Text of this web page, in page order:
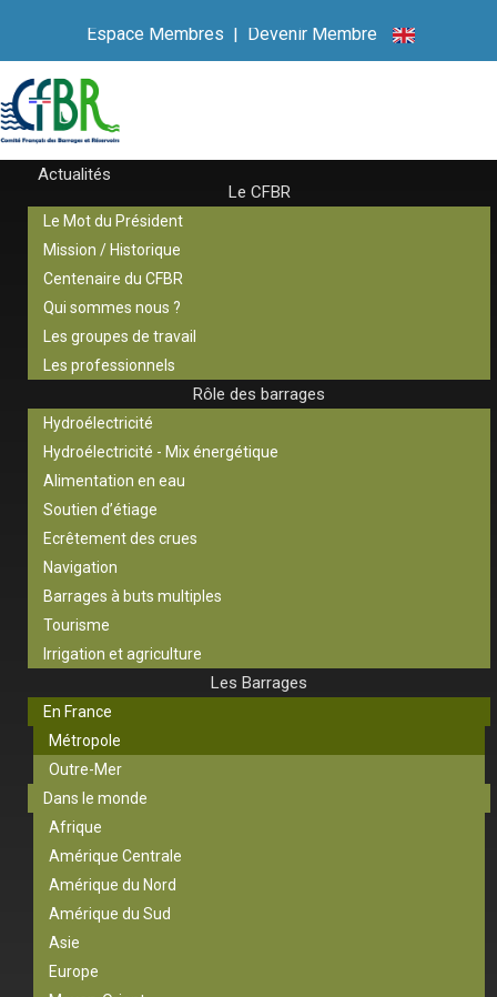
Espace Membres | Devenir Membre
Actualités
Le CFBR
Le Mot du Président
Mission / Historique
Centenaire du CFBR
Qui sommes nous ?
Les groupes de travail
Les professionnels
Rôle des barrages
Hydroélectricité
Hydroélectricité - Mix énergétique
Alimentation en eau
Soutien d’étiage
Ecrêtement des crues
Navigation
Barrages à buts multiples
Tourisme
Irrigation et agriculture
Les Barrages
En France
Métropole
Outre-Mer
Dans le monde
Afrique
Amérique Centrale
Amérique du Nord
Amérique du Sud
Asie
Europe